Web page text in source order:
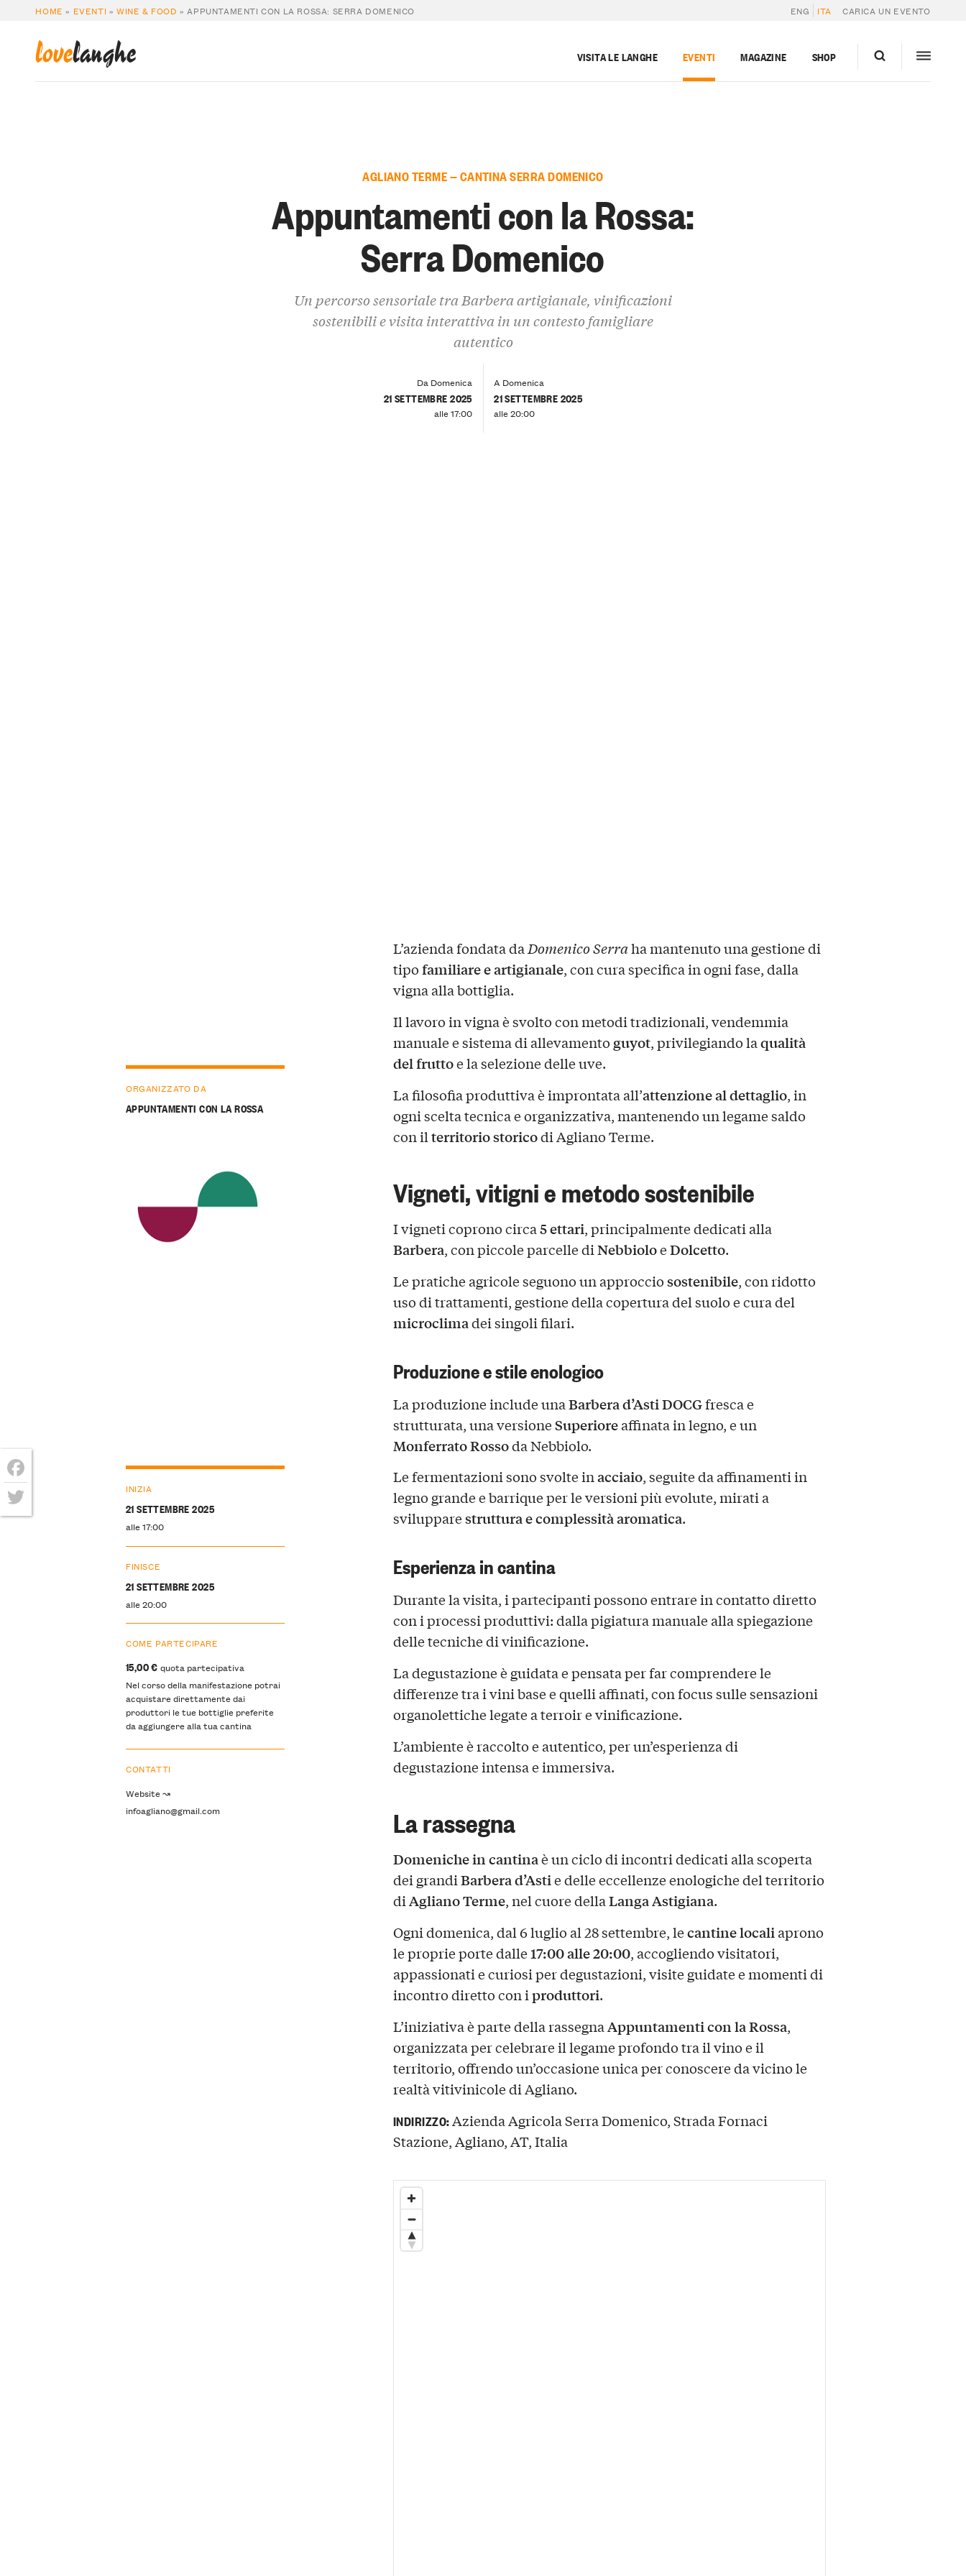
HOME » EVENTI »WINE & FOOD »APPUNTAMENTI CON LA ROSSA: SERRA DOMENICO ENG ITA CARICA UN EVENTO
lovelanghe VISITA LE LANGHE EVENTI MAGAZINE SHOP
AGLIANO TERME — CANTINA SERRA DOMENICO
Appuntamenti con la Rossa:
Serra Domenico
Un percorso sensoriale tra Barbera artigianale, vinificazioni
sostenibili e visita interattiva in un contesto famigliare
autentico
Da Domenica
21 SETTEMBRE 2025
alle 17:00
A Domenica
21 SETTEMBRE 2025
alle 20:00
L’azienda fondata daDomenico Serraha mantenuto una gestione di
tipofamiliare e artigianale, con cura specifica in ogni fase, dalla
vigna alla bottiglia.
Il lavoro in vigna è svolto con metodi tradizionali, vendemmia
manuale e sistema di allevamento guyot, privilegiando laqualità
del fruttoe la selezione delle uve.
La filosofia produttiva è improntata all’attenzione al dettaglio, in
ogni scelta tecnica e organizzativa, mantenendo un legame saldo
con ilterritorio storicodi Agliano Terme.
Vigneti, vitigni e metodo sostenibile
I vigneti coprono circa5 ettari, principalmente dedicati alla
Barbera, con piccole parcelle diNebbioloeDolcetto.
Le pratiche agricole seguono un approcciosostenibile, con ridotto
uso di trattamenti, gestione della copertura del suolo e cura del
microclimadei singoli filari.
Produzione e stile enologico
La produzione include unaBarbera d’Asti DOCGfresca e
strutturata, una versioneSuperioreaffinata in legno, e un
Monferrato Rossoda Nebbiolo.
Le fermentazioni sono svolte inacciaio, seguite da affinamenti in
legno grande e barrique per le versioni più evolute, mirati a
svilupparestruttura e complessità aromatica.
Esperienza in cantina
Durante la visita, i partecipanti possono entrare in contatto diretto
con i processi produttivi: dalla pigiatura manuale alla spiegazione
delle tecniche di vinificazione.
La degustazione è guidata e pensata per far comprendere le
differenze tra i vini base e quelli affinati, con focus sulle sensazioni
organolettiche legate a terroir e vinificazione.
L’ambiente è raccolto e autentico, per un’esperienza di
degustazione intensa e immersiva.
La rassegna
Domeniche in cantinaè un ciclo di incontri dedicati alla scoperta
dei grandiBarbera d’Astie delle eccellenze enologiche del territorio
diAgliano Terme, nel cuore dellaLanga Astigiana.
Ogni domenica, dal 6 luglio al 28 settembre, lecantine localiaprono
le proprie porte dalle17:00 alle 20:00, accogliendo visitatori,
appassionati e curiosi per degustazioni, visite guidate e momenti di
incontro diretto con iproduttori.
L’iniziativa è parte della rassegnaAppuntamenti con la Rossa,
organizzata per celebrare il legame profondo tra il vino e il
territorio, offrendo un’occasione unica per conoscere da vicino le
realtà vitivinicole di Agliano.
ORGANIZZATO DA
APPUNTAMENTI CON LA ROSSA
INIZIA
21 SETTEMBRE 2025
alle 17:00
FINISCE
21 SETTEMBRE 2025
alle 20:00
COME PARTECIPARE
15,00 €quota partecipativa
Nel corso della manifestazione potrai
acquistare direttamente dai
produttori le tue bottiglie preferite
da aggiungere alla tua cantina
CONTATTI
Website ↝
infoagliano@gmail.com
INDIRIZZO:Azienda Agricola Serra Domenico, Strada Fornaci
Stazione, Agliano, AT, Italia
Facebook
Twitter